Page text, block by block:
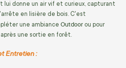
lui donne un air vif et curieux, capturant
en lisière de bois. C'est
une ambiance Outdoor ou pour
une sortie en forêt.
Entretien :